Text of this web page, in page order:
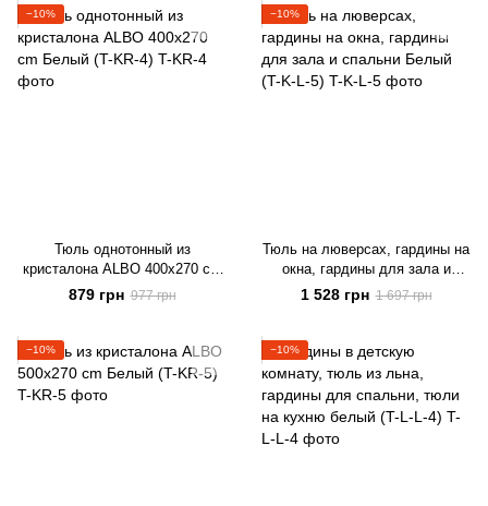
−10%
Тюль однотонный из
кристалона ALBO 400x270 cm
Белый (T-KR-4)
879 грн 977 грн
−10%
Тюль на люверсах, гардины на
окна, гардины для зала и
спальни Белый (T-K-L-5)
1 528 грн 1 697 грн
−10% −10%